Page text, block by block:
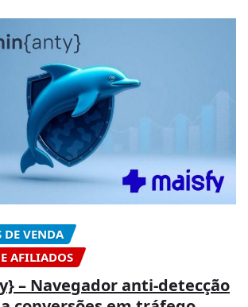
DE VENDA
AFILIADOS
– Navegador anti-detecção